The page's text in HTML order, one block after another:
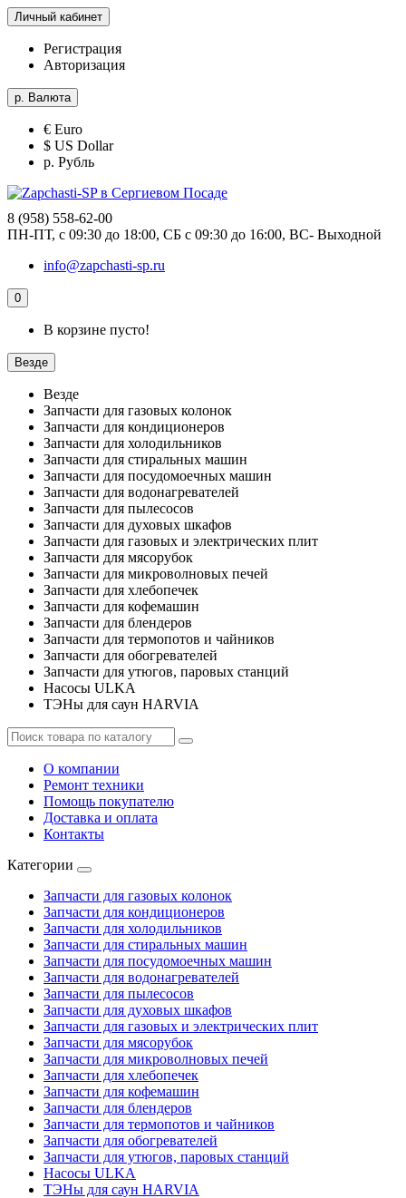
Личный кабинет
Регистрация
Авторизация
р. Валюта
€ Euro
$ US Dollar
р. Рубль
8 (958) 558-62-00
ПН-ПТ, с 09:30 до 18:00, СБ с 09:30 до 16:00, ВС- Выходной
info@zapchasti-sp.ru
0
В корзине пусто!
Везде
Везде
Запчасти для газовых колонок
Запчасти для кондиционеров
Запчасти для холодильников
Запчасти для стиральных машин
Запчасти для посудомоечных машин
Запчасти для водонагревателей
Запчасти для пылесосов
Запчасти для духовых шкафов
Запчасти для газовых и электрических плит
Запчасти для мясорубок
Запчасти для микроволновых печей
Запчасти для хлебопечек
Запчасти для кофемашин
Запчасти для блендеров
Запчасти для термопотов и чайников
Запчасти для обогревателей
Запчасти для утюгов, паровых станций
Насосы ULKA
ТЭНы для саун HARVIA
О компании
Ремонт техники
Помощь покупателю
Доставка и оплата
Контакты
Категории
Запчасти для газовых колонок
Запчасти для кондиционеров
Запчасти для холодильников
Запчасти для стиральных машин
Запчасти для посудомоечных машин
Запчасти для водонагревателей
Запчасти для пылесосов
Запчасти для духовых шкафов
Запчасти для газовых и электрических плит
Запчасти для мясорубок
Запчасти для микроволновых печей
Запчасти для хлебопечек
Запчасти для кофемашин
Запчасти для блендеров
Запчасти для термопотов и чайников
Запчасти для обогревателей
Запчасти для утюгов, паровых станций
Насосы ULKA
ТЭНы для саун HARVIA